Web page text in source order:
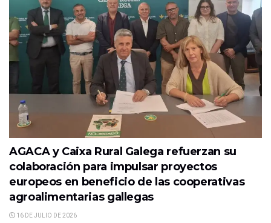
AGACA y Caixa Rural Galega refuerzan su
colaboración para impulsar proyectos
europeos en beneficio de las cooperativas
agroalimentarias gallegas
16 DE JULIO DE 2026